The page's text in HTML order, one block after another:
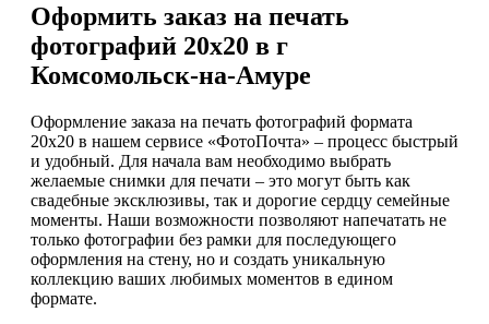
Оформить заказ на печать
фотографий 20х20 в г
Комсомольск-на-Амуре
Оформление заказа на печать фотографий формата
20х20 в нашем сервисе «ФотоПочта» – процесс быстрый
и удобный. Для начала вам необходимо выбрать
желаемые снимки для печати – это могут быть как
свадебные эксклюзивы, так и дорогие сердцу семейные
моменты. Наши возможности позволяют напечатать не
только фотографии без рамки для последующего
оформления на стену, но и создать уникальную
коллекцию ваших любимых моментов в едином
формате.